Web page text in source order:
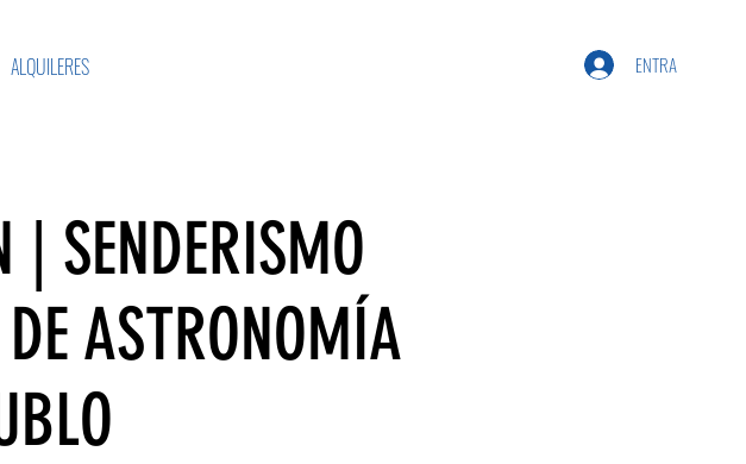
ALQUILERES ENTRA
| SENDERISMO
ASTRONOMÍA